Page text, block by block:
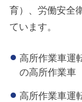
育）、労働安全
ています。
高所作業車運
の高所作業車
高所作業車運